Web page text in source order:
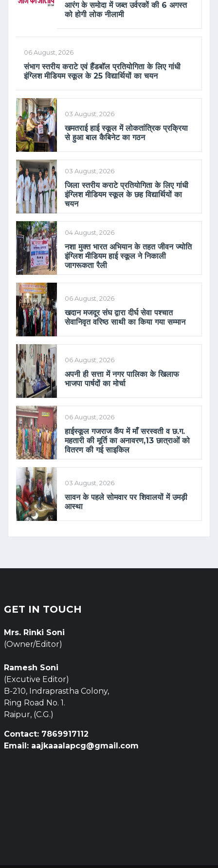
आरंग के समोदा में जब्त उर्वरकों की 6 अगस्त
को होगी लोक नीलामी
06 August, 2026
संभाग स्तरीय कराटे एवं हैंडबॉल प्रतियोगिता के लिए गांधी
इंग्लिश मीडियम स्कूल के 25 विद्यार्थियों का चयन
03 August, 2026
खमतराई हाई स्कूल में लोकतांत्रिक प्रक्रिया
से हुआ बाल कैबिनेट का गठन
03 August, 2026
जिला स्तरीय कराटे प्रतियोगिता के लिए गांधी
इंग्लिश मीडियम स्कूल के छह विद्यार्थियों का
चयन
04 August, 2026
नशा मुक्त भारत अभियान के तहत जीवन ज्योति
इंग्लिश मीडियम हाई स्कूल ने निकाली
जागरूकता रैली
06 August, 2026
खदान मजदूर संघ द्वारा दीर्घ सेवा पश्चात
सेवानिवृत वरिष्ठ साथी का किया गया सम्मान
06 August, 2026
अपनी ही सत्ता में नगर पालिका के खिलाफ
भाजपा पार्षदों का मोर्चा
06 August, 2026
हाईस्कूल गजराज कैंप में माँ सरस्वती व छ.ग.
महतारी की मूर्ति का अनावरण,13 छात्राओं को
वितरण की गई साइकिल
03 August, 2026
सावन के पहले सोमवार पर शिवालयों में उमड़ी
आस्था
GET IN TOUCH
Mrs. Rinki Soni
(Owner/Editor)
Ramesh Soni
(Excutive Editor)
B-210, Indraprastha Colony,
Ring Road No. 1.
Raipur, (C.G.)
Contact: 7869917112
Email: aajkaaalapcg@gmail.com